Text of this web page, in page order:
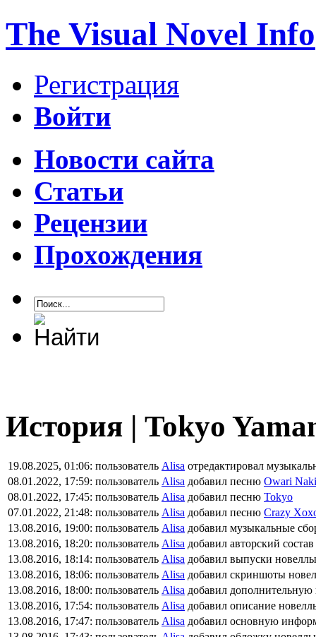
The Visual Novel Info
Регистрация
Войти
Новости сайта
Статьи
Рецензии
Прохождения
История | Tokyo
19.08.2025, 01:06: пользователь Alisa отредактировал
08.01.2022, 17:59: пользователь Alisa добавил песню Owari
08.01.2022, 17:45: пользователь Alisa добавил песню Tokyo
07.01.2022, 21:48: пользователь Alisa добавил песню Crazy
13.08.2016, 19:00: пользователь Alisa добавил музыкальные
13.08.2016, 18:20: пользователь Alisa добавил авторский
13.08.2016, 18:14: пользователь Alisa добавил выпуски новеллы
13.08.2016, 18:06: пользователь Alisa добавил скриншоты
13.08.2016, 18:00: пользователь Alisa добавил
13.08.2016, 17:54: пользователь Alisa добавил описание
13.08.2016, 17:47: пользователь Alisa добавил основную